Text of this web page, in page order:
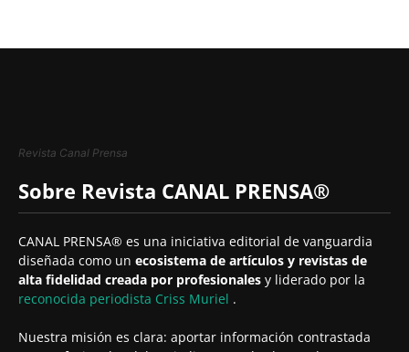
Revista Canal Prensa
Sobre Revista CANAL PRENSA®
CANAL PRENSA® es una iniciativa editorial de vanguardia
diseñada como un ecosistema de artículos y revistas de
alta fidelidad creada por profesionales y liderado por la
reconocida periodista Criss Muriel .
Nuestra misión es clara: aportar información contrastada